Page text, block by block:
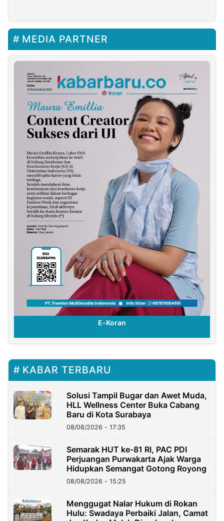
MEDIA PARTNER
E-Koran
KABAR TERBARU
Solusi Tampil Bugar dan Awet Muda,
HLL Wellness Center Buka Cabang
Baru di Kota Surabaya
08/08/2026 - 17:35
Semarak HUT ke-81 RI, PAC PDI
Perjuangan Purwakarta Ajak Warga
Hidupkan Semangat Gotong Royong
08/08/2026 - 15:25
Menggugat Nalar Hukum di Rokan
Hulu: Swadaya Perbaiki Jalan, Camat